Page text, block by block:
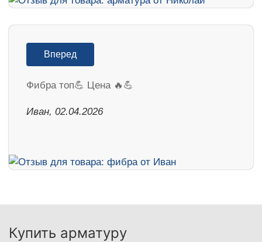
Вперед
Фибра топ💪 Цена 🔥💪
Иван, 02.04.2026
Купить арматуру